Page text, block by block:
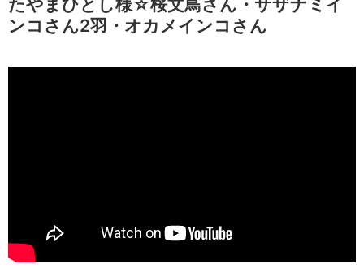
たやまひとし様☆桜文鳥さん・サザナミイ
ンコさん2羽・オカメインコさん